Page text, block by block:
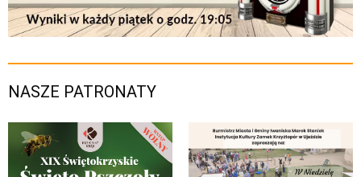
NASZE PATRONATY